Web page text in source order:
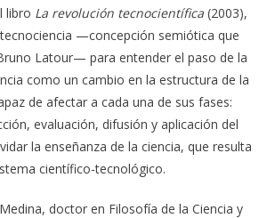
libro La revolución tecnocientífica(2003),
—concepción semiótica que
Latour— para entender el paso de la
como un cambio en la estructura de la
de afectar a cada una de sus fases:
evaluación, difusión y aplicación del
la enseñanza de la ciencia, que resulta
científico-tecnológico.
doctor en Filosofía de la Ciencia y